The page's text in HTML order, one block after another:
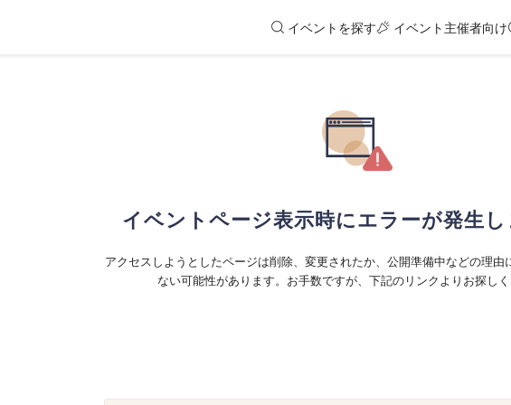
イベントを探す イベント主催者向け
イベントページ表示時にエラーが発生し
アクセスしようとしたページは削除、変更されたか、公開準備中などの理由
ない可能性があります。お手数ですが、下記のリンクよりお探しく